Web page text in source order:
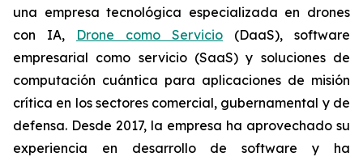
una empresa tecnológica especializada en drones
con IA, Drone como Servicio (DaaS), software
empresarial como servicio (SaaS) y soluciones de
computación cuántica para aplicaciones de misión
crítica en los sectores comercial, gubernamental y de
defensa. Desde 2017, la empresa ha aprovechado su
experiencia en desarrollo de software y ha